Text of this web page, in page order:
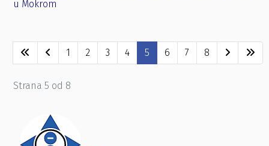
u Mokrom
1 2 3 4 5 6 7 8
Strana 5 od 8